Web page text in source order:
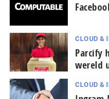
CLOUD &
Parcify
wereld
CLOUD &
pagina